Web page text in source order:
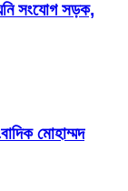
সংযোগ সড়ক,
মোহাম্মদ